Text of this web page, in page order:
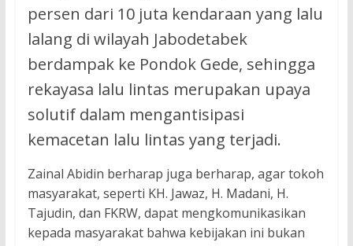
persen dari 10 juta kendaraan yang lalu
lalang di wilayah Jabodetabek
berdampak ke Pondok Gede, sehingga
rekayasa lalu lintas merupakan upaya
solutif dalam mengantisipasi
kemacetan lalu lintas yang terjadi.
Zainal Abidin berharap juga berharap, agar tokoh
masyarakat, seperti KH. Jawaz, H. Madani, H.
Tajudin, dan FKRW, dapat mengkomunikasikan
kepada masyarakat bahwa kebijakan ini bukan